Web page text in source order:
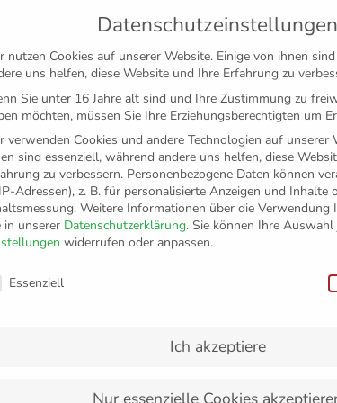
TICKETS FANSHOP VFB
Datenschutzeinstellungen
nutzen Cookies auf unserer Website. Einige von ihnen
uns helfen, diese Website und Ihre Erfahrung zu
Sie unter 16 Jahre alt sind und Ihre Zustimmung zu
möchten, müssen Sie Ihre Erziehungsberechtigten um
verwenden Cookies und andere Technologien auf unserer
sind essenziell, während andere uns helfen, diese
zu verbessern. Personenbezogene Daten können
Adressen), z. B. für personalisierte Anzeigen und Inhalte
Weitere Informationen über die Verwendung
in unserer Datenschutzerklärung. Sie können Ihre Auswahl
widerrufen oder anpassen.
Essenziell
Ich akzeptiere
Nur essenzielle Cookies